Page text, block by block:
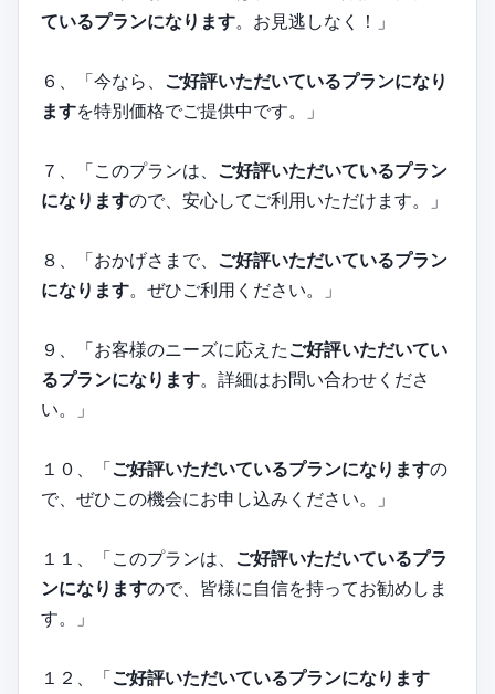
ているプランになります。お見逃しなく！」
６、「今なら、 ご好評いただいているプランになり
ますを特別価格でご提供中です。」
７、「このプランは、 ご好評いただいているプラン
になりますので、安心してご利用いただけます。」
８、「おかげさまで、 ご好評いただいているプラン
になります。ぜひご利用ください。」
９、「お客様のニーズに応えたご好評いただいてい
るプランになります。詳細はお問い合わせくださ
い。」
１０、「ご好評いただいているプランになりますの
で、ぜひこの機会にお申し込みください。」
１１、「このプランは、 ご好評いただいているプラ
ンになりますので、皆様に自信を持ってお勧めしま
す。」
１２、「ご好評いただいているプランになります